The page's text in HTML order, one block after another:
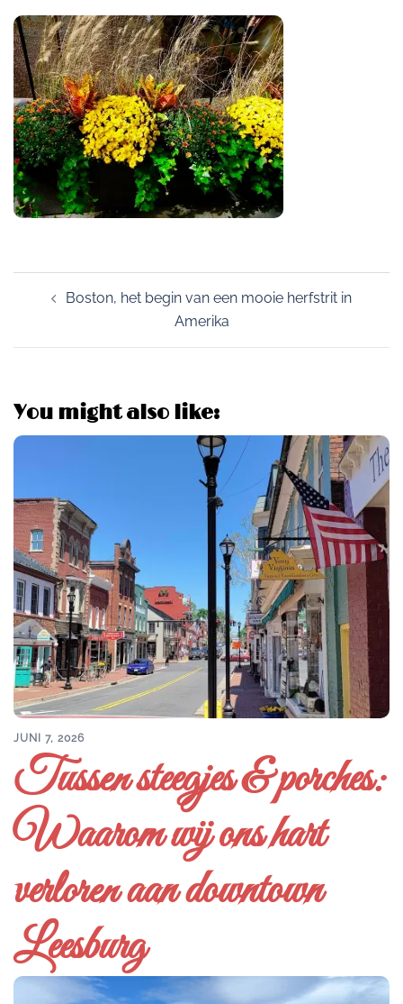
Boston, het begin van een mooie herfstrit in
Amerika
You might also like:
JUNI 7, 2026
Tussen steegjes & porches:
Waarom wij ons hart
verloren aan downtown
Leesburg